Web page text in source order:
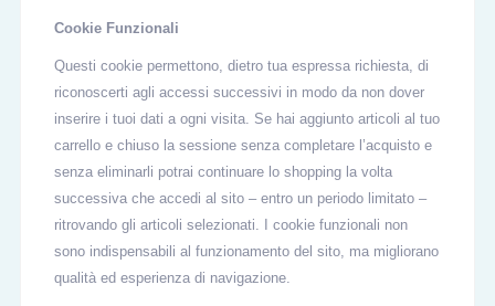
Cookie Funzionali
Questi cookie permettono, dietro tua espressa richiesta, di
riconoscerti agli accessi successivi in modo da non dover
inserire i tuoi dati a ogni visita. Se hai aggiunto articoli al tuo
carrello e chiuso la sessione senza completare l’acquisto e
senza eliminarli potrai continuare lo shopping la volta
successiva che accedi al sito – entro un periodo limitato –
ritrovando gli articoli selezionati. I cookie funzionali non
sono indispensabili al funzionamento del sito, ma migliorano
qualità ed esperienza di navigazione.